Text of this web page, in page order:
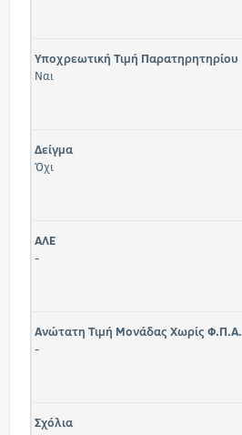
Υποχρεωτική Τιμή Παρατηρητηρίου
Ναι
Δείγμα
Όχι
ΑΛΕ
-
Ανώτατη Τιμή Μονάδας Χωρίς Φ.Π.Α.
-
Σχόλια